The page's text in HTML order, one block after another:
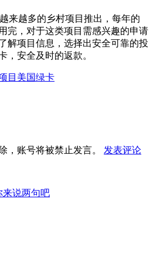
来越多的乡村项目推出，每年的
完，对于这类项目需感兴趣的申请
解项目信息，选择出安全可靠的投
，安全及时的返款。
目 美国绿卡
，账号将被禁止发言。
发表评论
来说两句吧